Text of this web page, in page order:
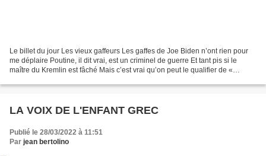
Le billet du jour Les vieux gaffeurs Les gaffes de Joe Biden n’ont rien pour
me déplaire Poutine, il dit vrai, est un criminel de guerre Et tant pis si le
maître du Kremlin est fâché Mais c’est vrai qu’on peut le qualifier de «
LA VOIX DE L'ENFANT GREC
Publié le 28/03/2022 à 11:51
Par jean bertolino